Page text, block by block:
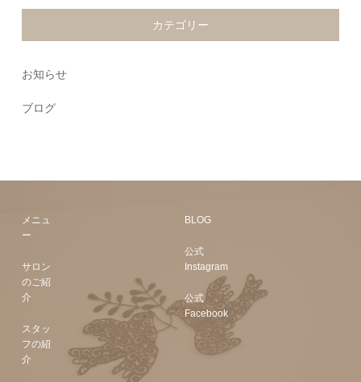
カテゴリー
お知らせ
ブログ
メニュ
ー
サロン
のご紹
介
スタッ
フの紹
介
BLOG
公式
Instagram
公式
Facebook